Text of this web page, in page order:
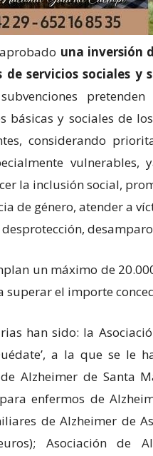
una inversión
servicios sociales y
básicas y sociales de
considerando
vulnerables,
la inclusión social,
de género, atender a
un máximo de
superar el importe
han sido: la
a la que se le
Alzheimer de Santa
enfermos de
de Alzheimer de
Asociación de